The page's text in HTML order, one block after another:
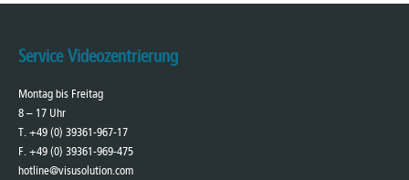
Service Videozentrierung
Montag bis Freitag
8 – 17 Uhr
T. +49 (0) 39361-967-17
F. +49 (0) 39361-969-475
hotline@visusolution.com